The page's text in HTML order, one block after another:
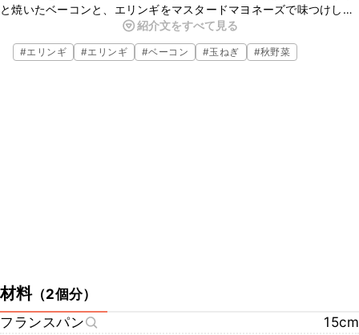
と焼いたベーコンと、エリンギをマスタードマヨネーズで味つけし、
フランスパンにのせてトーストしました。とろーりチーズとの相性抜
群です。ぜひ作ってみてくださいね。
紹介文をすべて見る
#エリンギ #エリンギ #ベーコン #玉ねぎ #秋野菜
材料（2個分）
フランスパン
15cm